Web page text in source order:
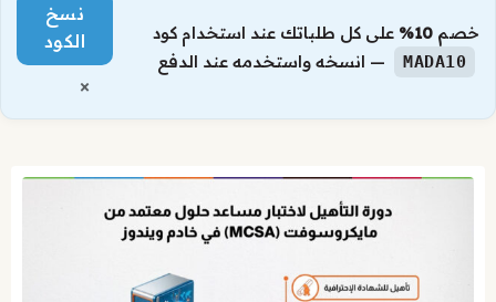
خصم 10% على كل طلباتك عند استخدام كود
MADA10 — انسخه واستخدمه عند الدفع
نسخ
الكود
×